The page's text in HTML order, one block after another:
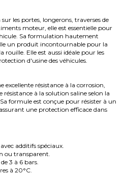
les portes, longerons, traverses de
moteur, elle est essentielle pour
Sa formulation hautement
un produit incontournable pour la
rouille. Elle est aussi idéale pour les
d'usine des véhicules.
résistance à la corrosion,
résistance à la solution saline selon la
formule est conçue pour résister à un
une protection efficace dans
additifs spéciaux.
ou transparent.
3 à 6 bars.
à 20°C.